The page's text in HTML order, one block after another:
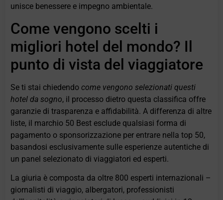
unisce benessere e impegno ambientale.
Come vengono scelti i
migliori hotel del mondo? Il
punto di vista del viaggiatore
Se ti stai chiedendocome vengono selezionati questi
hotel da sogno, il processo dietro questa classifica offre
garanzie di trasparenza e affidabilità. A differenza di altre
liste, il marchio 50 Best esclude qualsiasi forma di
pagamento o sponsorizzazione per entrare nella top 50,
basandosi esclusivamente sulle esperienze autentiche di
un panel selezionato di viaggiatori ed esperti.
La giuria è composta da oltre 800 esperti internazionali –
giornalisti di viaggio, albergatori, professionisti